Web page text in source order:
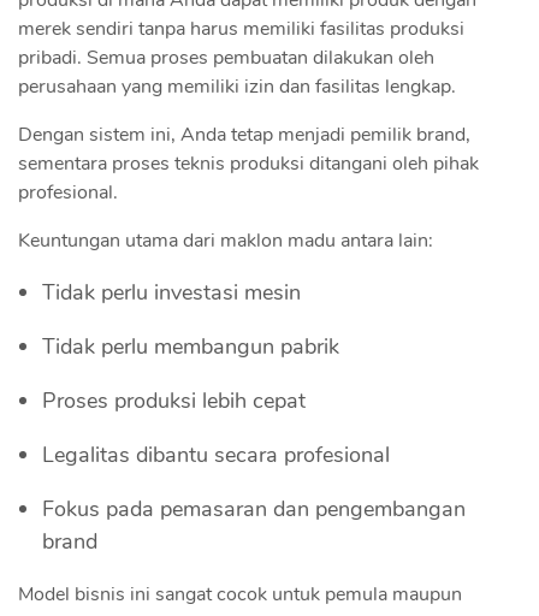
merek sendiri tanpa harus memiliki fasilitas produksi
pribadi. Semua proses pembuatan dilakukan oleh
perusahaan yang memiliki izin dan fasilitas lengkap.
Dengan sistem ini, Anda tetap menjadi pemilik brand,
sementara proses teknis produksi ditangani oleh pihak
profesional.
Keuntungan utama dari maklon madu antara lain:
Tidak perlu investasi mesin
Tidak perlu membangun pabrik
Proses produksi lebih cepat
Legalitas dibantu secara profesional
Fokus pada pemasaran dan pengembangan
brand
Model bisnis ini sangat cocok untuk pemula maupun